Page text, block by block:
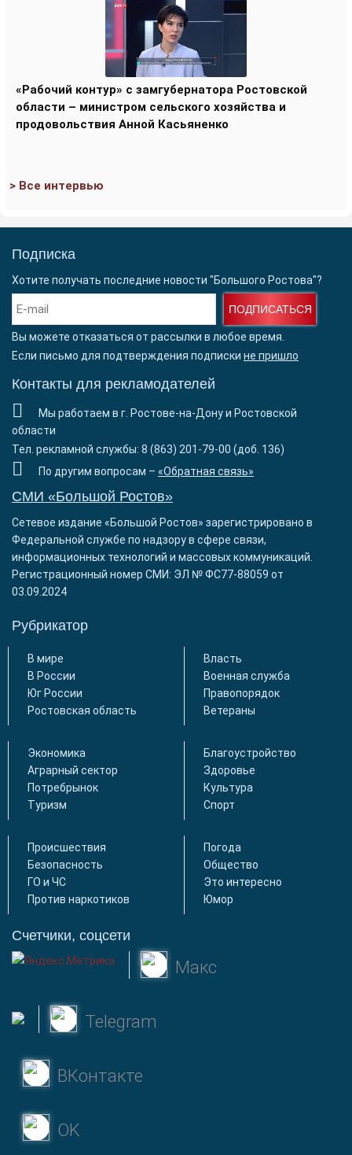
«Рабочий контур» с замгубернатора Ростовской
области – министром сельского хозяйства и
продовольствия Анной Касьяненко
> Все интервью
Подписка
Хотите получать последние новости "Большого Ростова"?
ПОДПИСАТЬСЯ
Вы можете отказаться от рассылки в любое время.
Если письмо для подтверждения подписки не пришло
Контакты для рекламодателей
Мы работаем в г. Ростове-на-Дону и Ростовской
области
Тел. рекламной службы: 8 (863) 201-79-00 (доб. 136)
По другим вопросам – «Обратная связь»
СМИ «Большой Ростов»
Сетевое издание «Большой Ростов» зарегистрировано в
Федеральной службе по надзору в сфере связи,
информационных технологий и массовых коммуникаций.
Регистрационный номер СМИ: ЭЛ № ФС77-88059 от
03.09.2024
Рубрикатор
В мире
В России
Юг России
Ростовская область
Власть
Военная служба
Правопорядок
Ветераны
Экономика
Аграрный сектор
Потребрынок
Туризм
Благоустройство
Здоровье
Культура
Спорт
Происшествия
Безопасность
ГО и ЧС
Против наркотиков
Погода
Общество
Это интересно
Юмор
Счетчики, соцсети
Макс
Telegram
ВКонтакте
OK